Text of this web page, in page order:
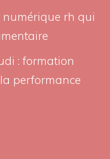
numérique rh qui
: formation
performance